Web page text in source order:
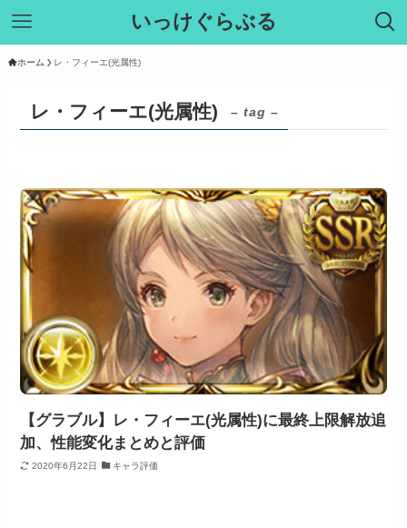
いっけぐらぶる
ホーム レ・フィーエ(光属性)
レ・フィーエ(光属性) – tag –
【グラブル】レ・フィーエ(光属性)に最終上限解放追
加、性能変化まとめと評価
2020年6月22日 キャラ評価